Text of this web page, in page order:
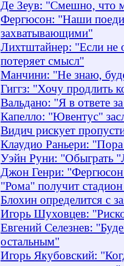
Де Зеув: "Смешно, что
Фергюсон: "Наши
захватывающими"
Лихтштайнер: "Если не
потеряет смысл"
Манчини: "Не знаю,
Гиггз: "Хочу продлить
Вальдано: "Я в ответе
Капелло: "Ювентус"
Видич рискует
Клаудио Раньери:
Уэйн Руни: "Обыграть
Джон Генри:
"Рома" получит
Блохин определится с
Игорь Шуховцев:
Евгений Селезнев:
остальным"
Игорь Якубовский: